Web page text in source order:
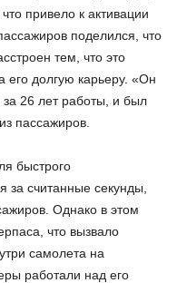
привело к активации
поделился, что
тем, что это
его долгую карьеру. «Он
за 26 лет работы, и был
пассажиров.
быстрого
за считанные секунды,
Однако в этом
что вызвало
самолета на
работали над его